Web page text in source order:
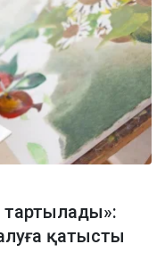
тартылады»:
қатысты